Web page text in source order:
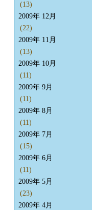
(13)
2009年 12月
(22)
2009年 11月
(13)
2009年 10月
(11)
2009年 9月
(11)
2009年 8月
(11)
2009年 7月
(15)
2009年 6月
(11)
2009年 5月
(23)
2009年 4月